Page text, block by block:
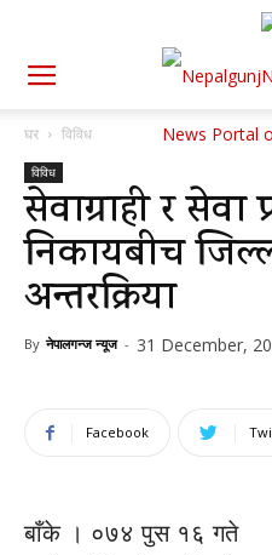
घर विविध
विविध
सेवाग्राही र सेवा
निकायबीच
अन्तरक्रिया
By नेपालगन्ज न्यूज - 31 December,
Facebook
बाँके । ०७४ पुस १६ गते